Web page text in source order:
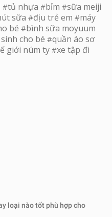
#tủ nhựa #bỉm #sữa meiji
sữa #địu trẻ em #máy
bé #bình sữa moyuum
cho bé #quần áo sơ
giới núm ty #xe tập đi
loại nào tốt phù hợp cho